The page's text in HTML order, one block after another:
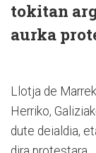
tokitan
aurka
Llotja de
Herriko,
dute deialdia,